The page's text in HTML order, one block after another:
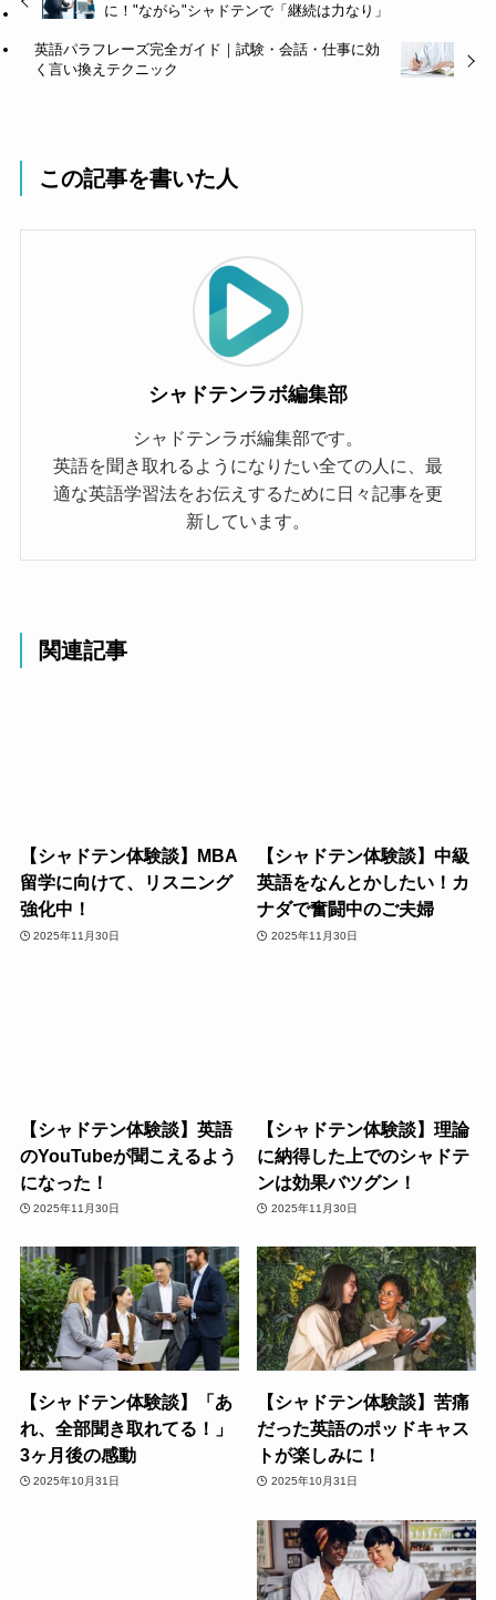
に！"ながら"シャドテンで「継続は力なり」
英語パラフレーズ完全ガイド｜試験・会話・仕事に効
く言い換えテクニック
この記事を書いた人
シャドテンラボ編集部
シャドテンラボ編集部です。
英語を聞き取れるようになりたい全ての人に、最
適な英語学習法をお伝えするために日々記事を更
新しています。
関連記事
【シャドテン体験談】MBA
留学に向けて、リスニング
強化中！
2025年11月30日
【シャドテン体験談】中級
英語をなんとかしたい！カ
ナダで奮闘中のご夫婦
2025年11月30日
【シャドテン体験談】英語
のYouTubeが聞こえるよう
になった！
2025年11月30日
【シャドテン体験談】理論
に納得した上でのシャドテ
ンは効果バツグン！
2025年11月30日
【シャドテン体験談】「あ
れ、全部聞き取れてる！」
3ヶ月後の感動
2025年10月31日
【シャドテン体験談】苦痛
だった英語のポッドキャス
トが楽しみに！
2025年10月31日